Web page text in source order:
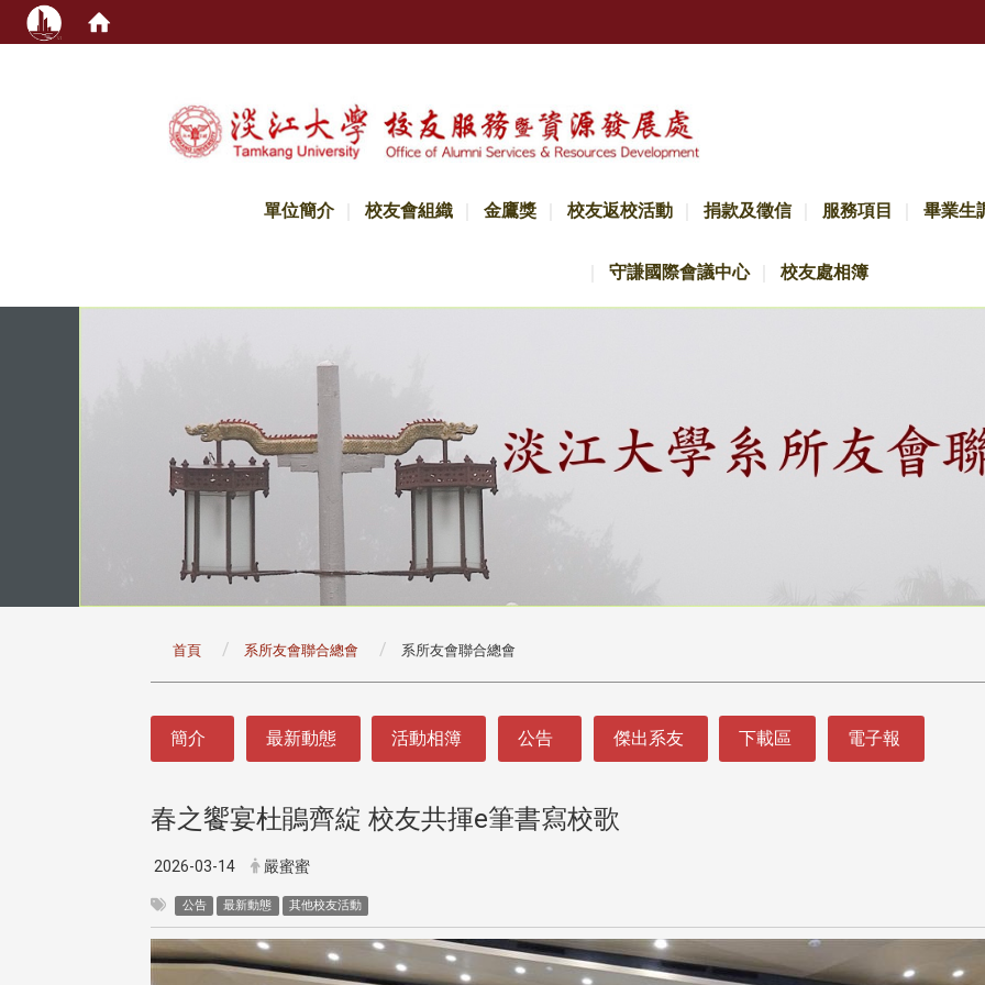
單位簡介 校友會組織 金鷹獎 校友返校活動 捐款及徵信 服務項目 畢業生
守謙國際會議中心 校友處相簿
首頁 系所友會聯合總會 系所友會聯合總會
簡介 最新動態 活動相簿 公告 傑出系友 下載區 電子報
春之饗宴杜鵑齊綻 校友共揮e筆書寫校歌
2026-03-14 嚴蜜蜜
公告 最新動態 其他校友活動